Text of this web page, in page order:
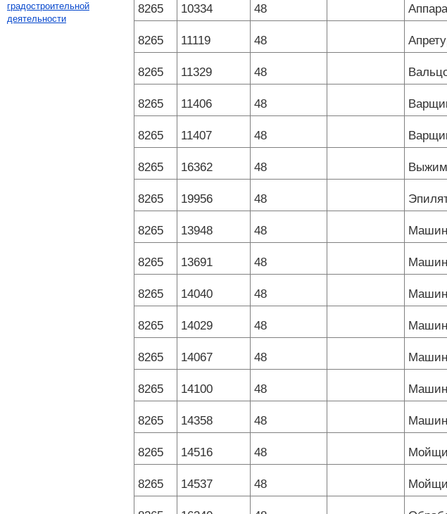
8265 10334 48
8265 11119 48
8265 11329 48
8265 11406 48
8265 11407 48
8265 16362 48
8265 19956 48
8265 13948 48
8265 13691 48
8265 14040 48
8265 14029 48
8265 14067 48
8265 14100 48
8265 14358 48
8265 14516 48
8265 14537 48
градостроительной
деятельности